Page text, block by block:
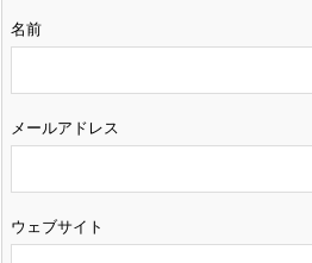
名前
メールアドレス
ウェブサイト